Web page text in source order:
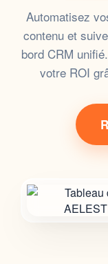
Automatisez
contenu et
bord CRM unifié
votre ROI